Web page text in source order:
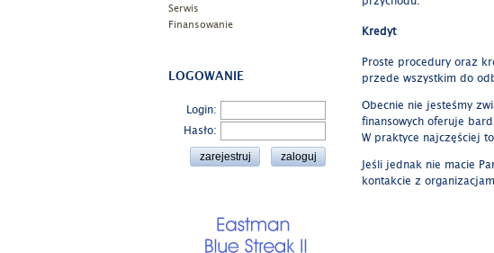
Serwis
Finansowanie
LOGOWANIE
Login:
Hasło:
Kredyt
Proste procedury oraz
przede wszystkim do
Obecnie nie jesteśmy
finansowych oferuje
W praktyce najczęściej
Jeśli jednak nie macie
kontakcie z